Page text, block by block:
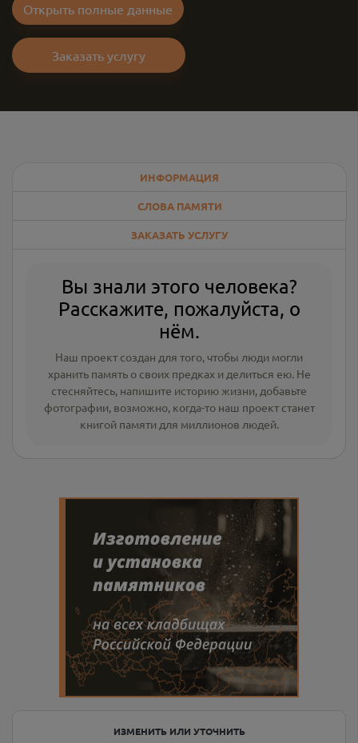
Открыть полные данные
Заказать услугу
ИНФОРМАЦИЯ
СЛОВА ПАМЯТИ
ЗАКАЗАТЬ УСЛУГУ
Вы знали этого человека?
Расскажите, пожалуйста, о
нём.
Наш проект создан для того, чтобы люди могли
хранить память о своих предках и делиться ею. Не
стесняйтесь, напишите историю жизни, добавьте
фотографии, возможно, когда-то наш проект станет
книгой памяти для миллионов людей.
ИЗМЕНИТЬ ИЛИ УТОЧНИТЬ